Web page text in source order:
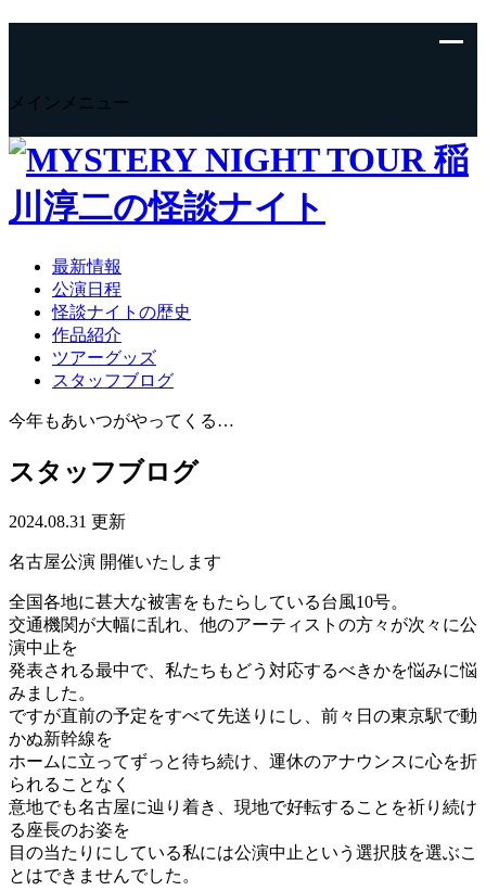
メインメニュー
最新情報
公演日程
怪談ナイトの歴史
作品紹介
ツアーグッズ
スタッフブログ
今年もあいつがやってくる…
スタッフブログ
2024.08.31 更新
名古屋公演 開催いたします
全国各地に甚大な被害をもたらしている台風10号。
交通機関が大幅に乱れ、他のアーティストの方々が次々に公
演中止を
発表される最中で、私たちもどう対応するべきかを悩みに悩
みました。
ですが直前の予定をすべて先送りにし、前々日の東京駅で動
かぬ新幹線を
ホームに立ってずっと待ち続け、運休のアナウンスに心を折
られることなく
意地でも名古屋に辿り着き、現地で好転することを祈り続け
る座長のお姿を
目の当たりにしている私には公演中止という選択肢を選ぶこ
とはできませんでした。